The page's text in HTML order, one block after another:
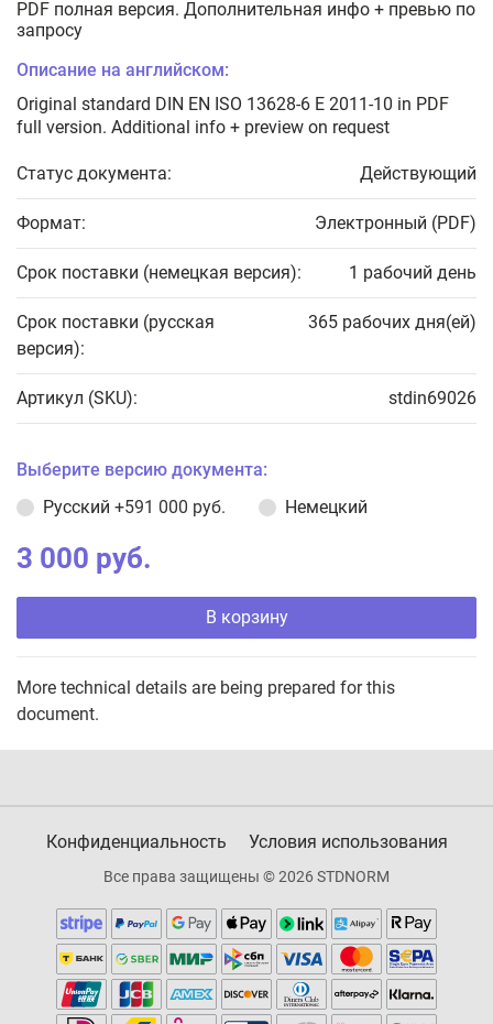
PDF полная версия. Дополнительная инфо + превью по
запросу
Описание на английском:
Original standard DIN EN ISO 13628-6 E 2011-10 in PDF
full version. Additional info + preview on request
Статус документа: Действующий
Формат: Электронный (PDF)
Срок поставки (немецкая версия): 1 рабочий день
Срок поставки (русская
версия):
365 рабочих дня(ей)
Артикул (SKU): stdin69026
Выберите версию документа:
Русский +591 000 руб. Немецкий
3 000 руб.
В корзину
More technical details are being prepared for this
document.
Конфиденциальность Условия использования
Все права защищены © 2026 STDNORM